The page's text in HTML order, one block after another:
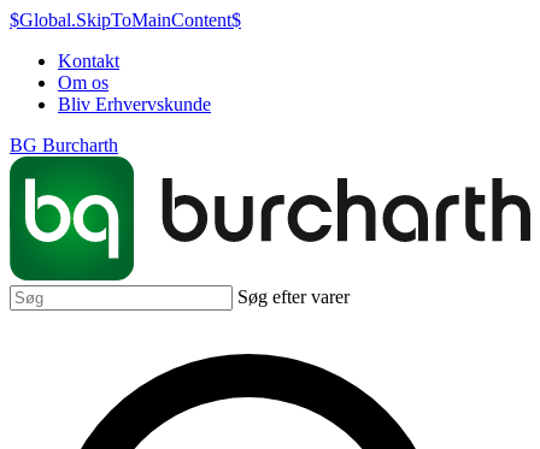
$Global.SkipToMainContent$
Kontakt
Om os
Bliv Erhvervskunde
BG Burcharth
Søg efter varer